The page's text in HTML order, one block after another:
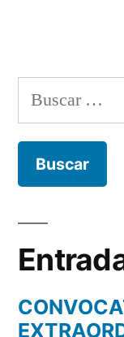
Buscar: